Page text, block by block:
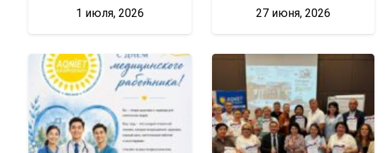
1 июля, 2026 27 июня, 2026